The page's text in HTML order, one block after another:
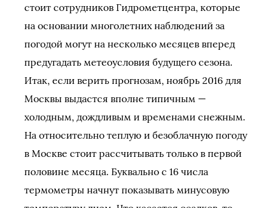
стоит сотрудников Гидрометцентра, которые
на основании многолетних наблюдений за
погодой могут на несколько месяцев вперед
предугадать метеоусловия будущего сезона.
Итак, если верить прогнозам, ноябрь 2016 для
Москвы выдастся вполне типичным —
холодным, дождливым и временами снежным.
На относительно теплую и безоблачную погоду
в Москве стоит рассчитывать только в первой
половине месяца. Буквально с 16 числа
термометры начнут показывать минусовую